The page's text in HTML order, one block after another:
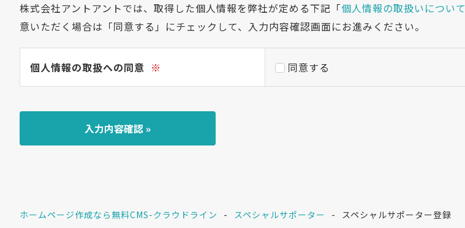
株式会社アントアントでは、取得した個人情報を弊社が定める下記「個人情報の取扱いについて
意いただく場合は「同意する」にチェックして、入力内容確認画面にお進みください。
個人情報の取扱への同意 ※ 同意する
ホームページ作成なら無料CMS-クラウドライン スペシャルサポーター スペシャルサポーター登録